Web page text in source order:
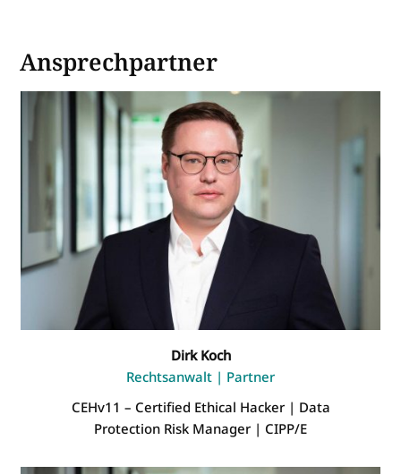
Ansprechpartner
Dirk Koch
Rechtsanwalt | Partner
CEHv11 – Certified Ethical Hacker | Data
Protection Risk Manager | CIPP/E